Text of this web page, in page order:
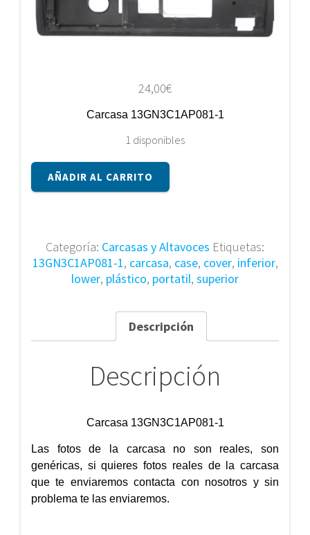
24,00€
Carcasa 13GN3C1AP081-1
1 disponibles
Carcasa
13GN3C1AP081-
AÑADIR AL CARRITO
Categoría: Carcasas y Altavoces Etiquetas:
13GN3C1AP081-1, carcasa, case, cover, inferior,
lower, plástico, portatil, superior
Descripción
Descripción
Carcasa 13GN3C1AP081-1
Las fotos de la carcasa no son reales, son
genéricas, si quieres fotos reales de la carcasa
que te enviaremos contacta con nosotros y sin
problema te las enviaremos.